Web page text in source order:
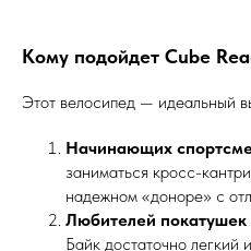
Кому подойдет Cube
Этот велосипед — идеальный
Начинающих
заниматься кросс-
надежном «доноре» с
Любителей
Байк достаточно легкий